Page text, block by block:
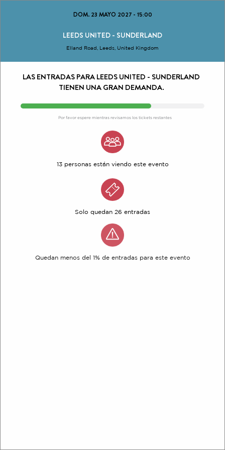
DOM. 23 MAYO 2027- 15:00
LEEDS UNITED - SUNDERLAND
Elland Road, Leeds, United Kingdom
LAS ENTRADAS PARA LEEDS UNITED - SUNDERLAND
TIENEN UNA GRAN DEMANDA.
Por favor espere mientras revisamos los tickets restantes
13 personas están viendo este evento
Solo quedan 26 entradas
Quedan menos del 1% de entradas para este evento